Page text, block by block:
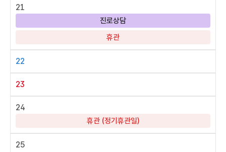
21
진로상담
휴관
22
23
24
휴관 (정기휴관일)
25